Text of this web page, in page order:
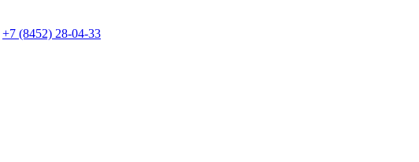
+7 (8452) 28-04-33